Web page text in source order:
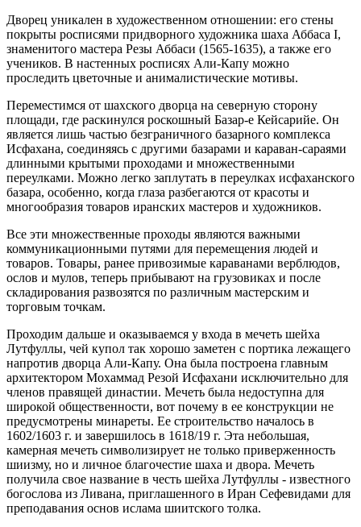
Дворец уникален в художественном отношении: его стены
покрыты росписями придворного художника шаха Аббаса I,
знаменитого мастера Резы Аббаси (1565-1635), а также его
учеников. В настенных росписях Али-Капу можно
проследить цветочные и анималистические мотивы.
Переместимся от шахского дворца на северную сторону
площади, где раскинулся роскошный Базар-е Кейсарийе. Он
является лишь частью безграничного базарного комплекса
Исфахана, соединяясь с другими базарами и караван-сараями
длинными крытыми проходами и множественными
переулками. Можно легко заплутать в переулках исфаханского
базара, особенно, когда глаза разбегаются от красоты и
многообразия товаров иранских мастеров и художников.
Все эти множественные проходы являются важными
коммуникационными путями для перемещения людей и
товаров. Товары, ранее привозимые караванами верблюдов,
ослов и мулов, теперь прибывают на грузовиках и после
складирования развозятся по различным мастерским и
торговым точкам.
Проходим дальше и оказываемся у входа в мечеть шейха
Лутфуллы, чей купол так хорошо заметен с портика лежащего
напротив дворца Али-Капу. Она была построена главным
архитектором Мохаммад Резой Исфахани исключительно для
членов правящей династии. Мечеть была недоступна для
широкой общественности, вот почему в ее конструкции не
предусмотрены минареты. Ее строительство началось в
1602/1603 г. и завершилось в 1618/19 г. Эта небольшая,
камерная мечеть символизирует не только приверженность
шиизму, но и личное благочестие шаха и двора. Мечеть
получила свое название в честь шейха Лутфуллы - известного
богослова из Ливана, приглашенного в Иран Сефевидами для
преподавания основ ислама шиитского толка.